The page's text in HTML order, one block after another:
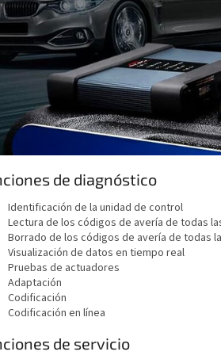
de diagnóstico
Identificación de la unidad de control
Lectura de los códigos de avería de todas
Borrado de los códigos de avería de todas
Visualización de datos en tiempo real
Pruebas de actuadores
Adaptación
Codificación
Codificación en línea
de servicio